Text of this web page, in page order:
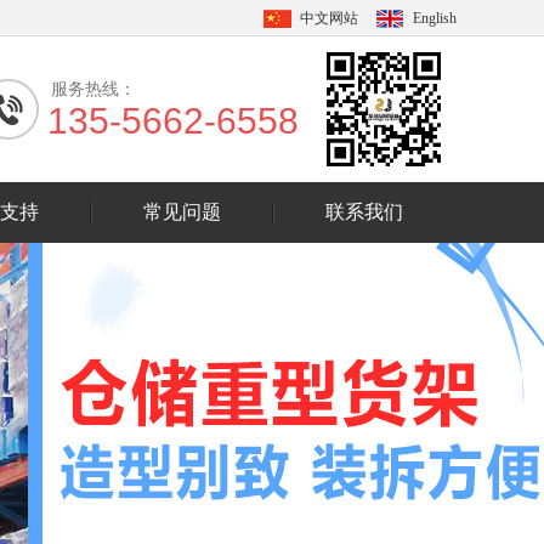
中文网站 English
服务热线：
135-5662-6558
持 常见问题 联系我们